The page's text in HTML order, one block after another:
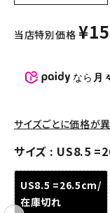
スニーカー・ブー
パンツ・ショーツ
COLLABORATION
SEASON
CONTENTS
当店特別価格 ¥
なら 月
サイズごとに価格が
サイズ US8.5
US8.5 =26.5cm/
在庫切れ